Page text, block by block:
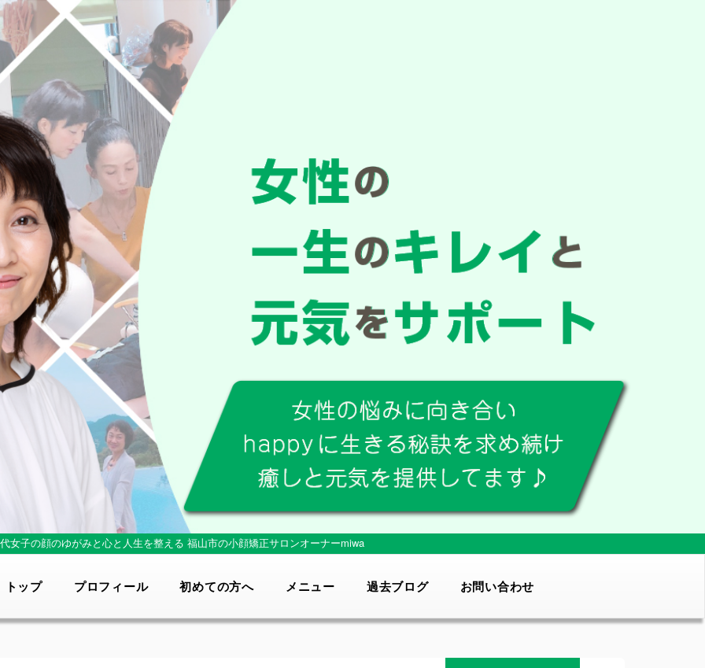
女子の顔のゆがみと心と人生を整える 福山市の小顔矯正サロンオーナーmiwa
トップ プロフィール 初めての方へ メニュー 過去ブログ お問い合わせ